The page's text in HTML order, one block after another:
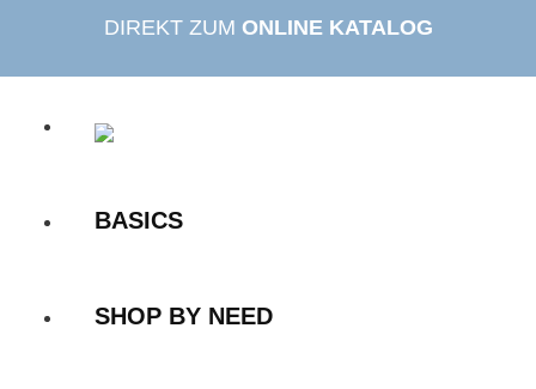
springen
DIREKT ZUM ONLINE KATALOG
BASICS
SHOP BY NEED